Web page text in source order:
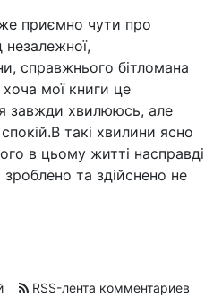
приємно чути про
незалежної,
справжнього бітломана
мої книги це
завжди хвилююсь, але
такі хвилини ясно
в цьому житті насправді
та здійснено не
RSS-лента комментариев